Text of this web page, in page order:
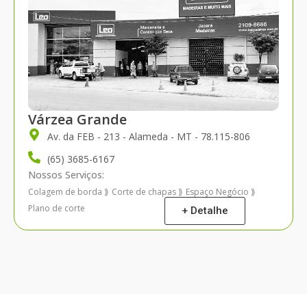
Várzea Grande
Av. da FEB - 213 - Alameda - MT - 78.115-806
(65) 3685-6167
Nossos Serviços:
Colagem de borda ⟫ Corte de chapas ⟫ Espaço Negócio ⟫
Plano de corte + Detalhe